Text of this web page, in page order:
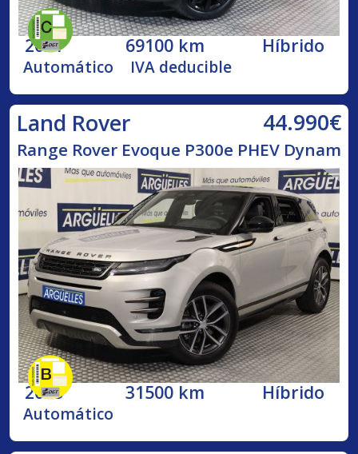
2021 69100 km Híbrido
Automático IVA deducible
Land Rover 44.990€
Range Rover Evoque P300e PHEV Dynam
2025 31500 km Híbrido
Automático